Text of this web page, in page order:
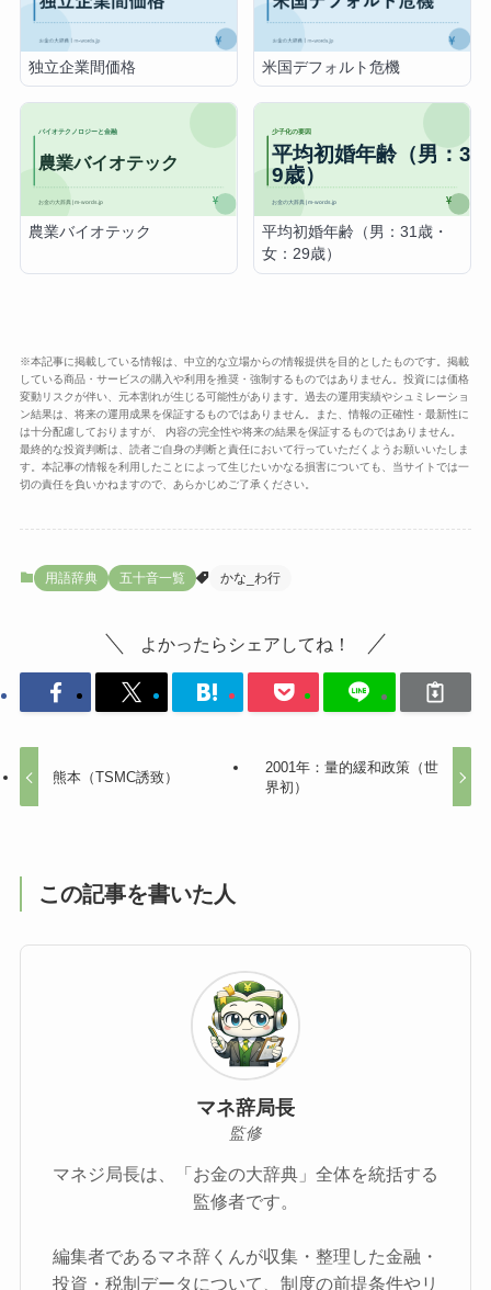
独立企業間価格 米国デフォルト危機
農業バイオテック
平均初婚年齢（男：31歳・
女：29歳）
※本記事に掲載している情報は、中立的な立場からの情報提供を目的としたものです。掲載
している商品・サービスの購入や利用を推奨・強制するものではありません。投資には価格
変動リスクが伴い、元本割れが生じる可能性があります。過去の運用実績やシュミレーショ
ン結果は、将来の運用成果を保証するものではありません。また、情報の正確性・最新性に
は十分配慮しておりますが、 内容の完全性や将来の結果を保証するものではありません。
最終的な投資判断は、読者ご自身の判断と責任において行っていただくようお願いいたしま
す。本記事の情報を利用したことによって生じたいかなる損害についても、当サイトでは一
切の責任を負いかねますので、あらかじめご了承ください。
用語辞典 五十音一覧 かな_わ行
よかったらシェアしてね！
熊本（TSMC誘致）
2001年：量的緩和政策（世
界初）
この記事を書いた人
マネ辞局長
監修
マネジ局長は、「お金の大辞典」全体を統括する
監修者です。
編集者であるマネ辞くんが収集・整理した金融・
投資・税制データについて、制度の前提条件やリ